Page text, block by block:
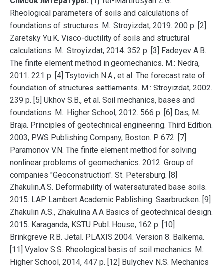
Rheological parameters of soils and calculations of
foundations of structures. M.: Stroyizdat, 2019. 200 p. [2]
Zaretsky Yu.K. Visco-ductility of soils and structural
calculations. M.: Stroyizdat, 2014. 352 p. [3] Fadeyev A.B.
The finite element method in geomechanics. M.: Nedra,
2011. 221 p. [4] Tsytovich N.A., et al. The forecast rate of
foundation of structures settlements. M.: Stroyizdat, 2002.
239 p. [5] Ukhov S.B., et al. Soil mechanics, bases and
foundations. M.: Higher School, 2012. 566 p. [6] Das, M.
Braja. Principles of geotechnical engineering. Third Edition.
2003, PWS Publishing Company, Boston. P. 672. [7]
Paramonov V.N. The finite element method for solving
nonlinear problems of geomechanics. 2012. Group of
companies "Geoconstruction". St. Petersburg. [8]
Zhakulin.A.S. Deformability of watersaturated base soils.
2015. LAP Lambert Academic Pablishing. Saarbrucken. [9]
Zhakulin A.S., Zhakulina A.A Basics of geotechnical design.
2015. Karaganda, KSTU Publ. House, 162 p. [10]
Brinkgreve R.B. Jetal. PLAXIS 2004. Version 8. Balkema.
[11] Vyalov S.S. Rheological basis of soil mechanics. M.:
Higher School, 2014, 447 p. [12] Bulychev N.S. Mechanics